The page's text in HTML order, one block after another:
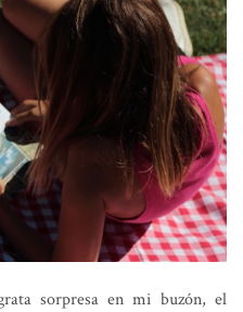
sorpresa en mi buzón, el